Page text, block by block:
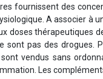
fournissent des
A associer à
doses thérapeutiques
sont pas des
vendus sans
Les